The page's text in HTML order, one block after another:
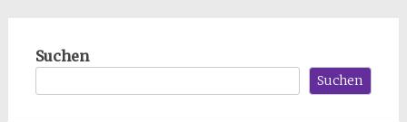
Suchen
Suchen